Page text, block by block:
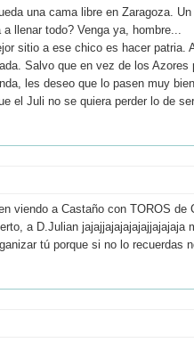
una cama libre en Zaragoza.
llenar todo? Venga ya, hombre...
sitio a ese chico es hacer
Salvo que en vez de los Azores
les deseo que lo pasen muy
el Juli no se quiera perder lo de ser
viendo a Castaño con TOROS
a D.Julian
tú porque si no lo recuerdas